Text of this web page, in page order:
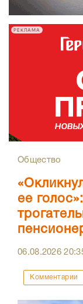
РЕКЛАМА
Общество
ее
06.08.2026
Комментарии